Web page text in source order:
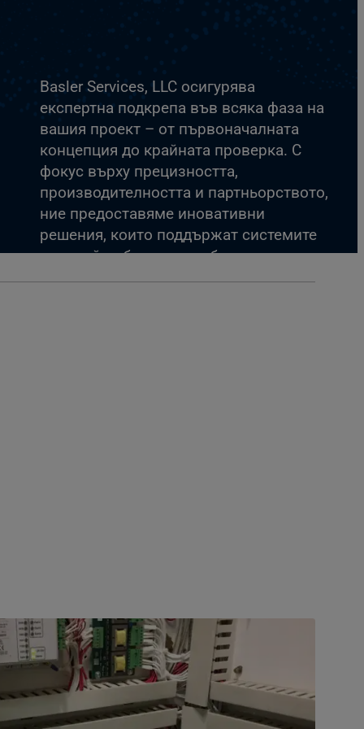
Basler Services, LLC осигурява
експертна подкрепа във всяка фаза на
вашия проект – от първоначалната
концепция до крайната проверка. С
фокус върху прецизността,
производителността и партньорството,
ние предоставяме иновативни
решения, които поддържат системите
ви в най-добрата им работа.